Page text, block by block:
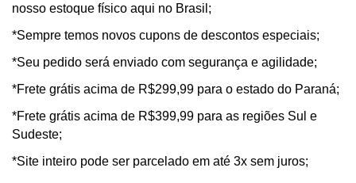
nosso estoque físico aqui no Brasil;
*Sempre temos novos cupons de descontos especiais;
*Seu pedido será enviado com segurança e agilidade;
*Frete grátis acima de R$299,99 para o estado do Paraná;
*Frete grátis acima de R$399,99 para as regiões Sul e
Sudeste;
*Site inteiro pode ser parcelado em até 3x sem juros;